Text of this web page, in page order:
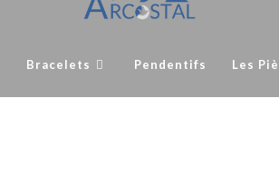
Bracelets Pendentifs Les